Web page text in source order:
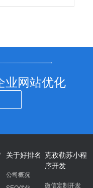
业网站优化
关于好排名
公司概况
克孜勒苏小程
序开发
微信定制开发